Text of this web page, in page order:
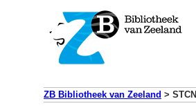
ZB Bibliotheek van Zeeland > STCN